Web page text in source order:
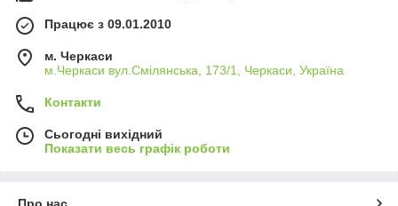
Працює з 09.01.2010
м. Черкаси
м.Черкаси вул.Смілянська, 173/1, Черкаси, Україна
Контакти
Сьогодні вихідний
Показати весь графік роботи